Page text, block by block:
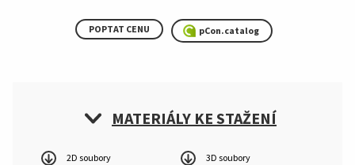
POPTAT CENU pCon.catalog
MATERIÁLY KE STAŽENÍ
2D soubory 3D soubory